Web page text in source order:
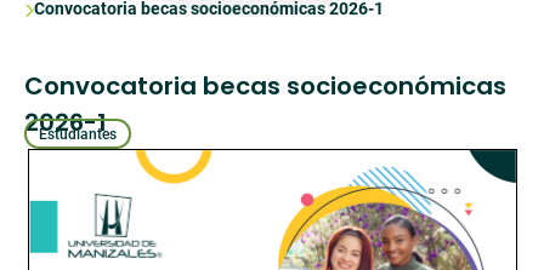
enlaces
ayuda
a
la
navegación
Convocatoria becas socioeconómicas 2026-1
Convocatoria becas socioeconómicas
2026-1
Estudiantes